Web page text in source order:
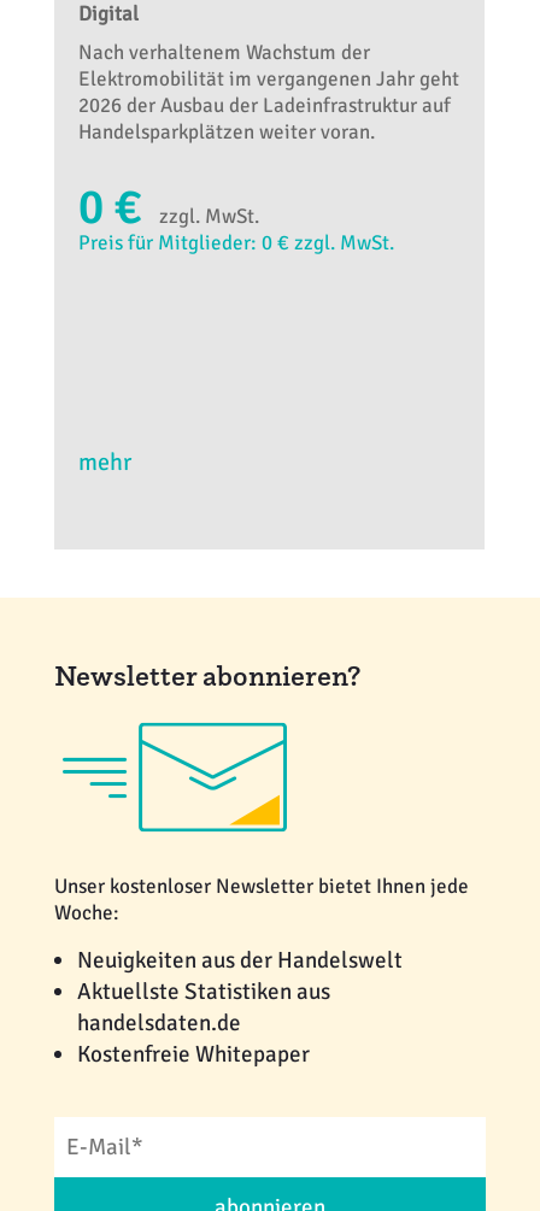
Digital
Nach verhaltenem Wachstum der
Elektromobilität im vergangenen Jahr geht
2026 der Ausbau der Ladeinfrastruktur auf
Handelsparkplätzen weiter voran.
0 €
zzgl. MwSt.
Preis für Mitglieder: 0 € zzgl. MwSt.
mehr
Newsletter abonnieren?
Unser kostenloser Newsletter bietet Ihnen jede
Woche:
Neuigkeiten aus der Handelswelt
Aktuellste Statistiken aus
handelsdaten.de
Kostenfreie Whitepaper